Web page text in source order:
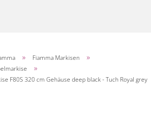
» Fiamma Markisen »
»
F80S 320 cm Gehäuse deep black - Tuch Royal grey